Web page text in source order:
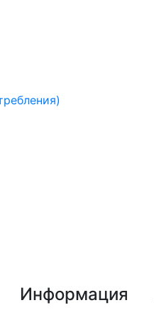
Информация